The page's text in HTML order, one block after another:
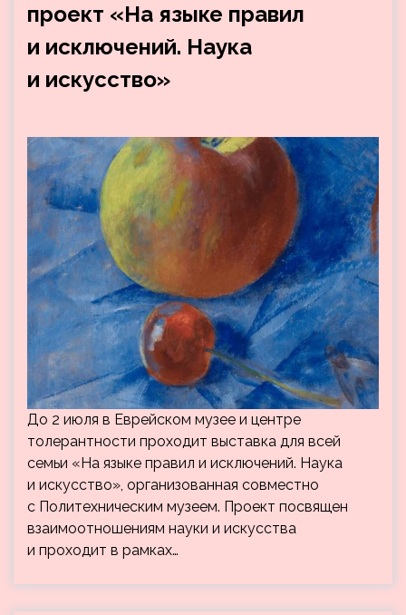
проект «На языке правил
и исключений. Наука
и искусство»
До 2 июля в Еврейском музее и центре
толерантности проходит выставка для всей
семьи «На языке правил и исключений. Наука
и искусство», организованная совместно
с Политехническим музеем. Проект посвящен
взаимоотношениям науки и искусства
и проходит в рамках…